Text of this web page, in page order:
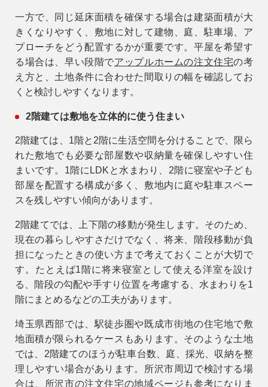
一方で、同じ延床面積を確保する場合は建築面積が大
きくなりやすく、敷地に対して建物、庭、駐車場、ア
プローチをどう配置するかが重要です。平屋を希望す
る場合は、早い段階でアップルホームの注文住宅の考
え方と、土地条件に合わせた間取りの幅を確認してお
くと検討しやすくなります。
2階建ては敷地を立体的に使う住まい
2階建ては、1階と2階に生活空間を分けることで、限ら
れた敷地でも必要な部屋数や収納量を確保しやすい住
まいです。1階にLDKと水まわり、2階に寝室や子ども
部屋を配置する構成が多く、敷地内に庭や駐車スペー
スを残しやすい傾向があります。
2階建てでは、上下階の移動が発生します。そのため、
現在の暮らしやすさだけでなく、将来、階段移動が負
担になったときの使い方まで考えておくことが大切で
す。たとえば1階に将来寝室として使える洋室を設け
る、階段の勾配や手すり位置を考慮する、水まわりを1
階にまとめるなどの工夫があります。
埼玉県西部では、駅徒歩圏や既成市街地の住宅地で敷
地面積が限られるケースもあります。そのような土地
では、2階建てのほうが駐車台数、庭、採光、収納を整
理しやすい場合があります。所沢市周辺で検討する場
合は、
所沢市の注文住宅の地域ページも参考になりま